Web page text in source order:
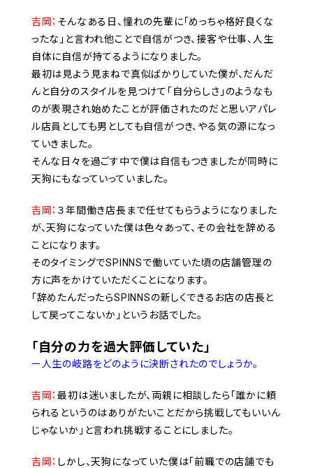
吉岡： そんなある日、憧れの先輩に「めっちゃ格好良くな
ったな」と言われ他ことで自信がつき、接客や仕事、人生
自体に自信が持てるようになりました。
最初は見よう見まねで真似ばかりしていた僕が、だんだ
んと自分のスタイルを見つけて「自分らしさ」のようなも
のが表現され始めたことが評価されたのだと思いアパレ
ル店員としても男としても自信がつき、やる気の源になっ
ていきました。
そんな日々を過ごす中で僕は自信もつきましたが同時に
天狗にもなっていっていました。
吉岡： ３年間働き店長まで任せてもらうようになりました
が、天狗になっていた僕は色々あって、その会社を辞める
ことになります。
そのタイミングでSPINNSで働いていた頃の店舗管理の
方に声をかけていただくことになります。
「辞めたんだったらSPINNSの新しくできるお店の店長と
して戻ってこないか」というお話でした。
「自分の力を過大評価していた」
ー人生の岐路をどのように決断されたのでしょうか。
吉岡：最初は迷いましたが、両親に相談したら「誰かに頼
られるというのはありがたいことだから挑戦してもいいん
じゃないか」と言われ挑戦することにしました。
吉岡： しかし、天狗になっていた僕は「前職での店舗でも